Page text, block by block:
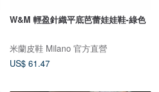
W&M 輕盈針織平底芭蕾娃娃鞋-綠色
米蘭皮鞋 Milano 官方直營
US$ 61.47